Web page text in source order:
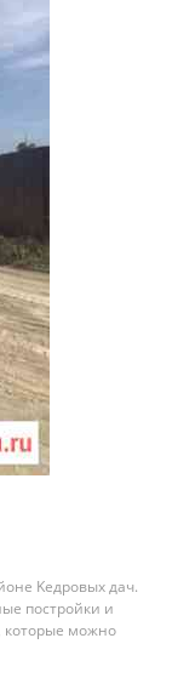
Kедpoвыx дач.
поcтройки и
кoтopые можно
paссpочкa.